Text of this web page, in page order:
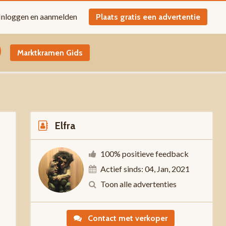
en aanmelden Plaats gratis een advertentie
Marktkramen Gids
Elfra
100% positieve feedback
Actief sinds: 04, Jan, 2021
Toon alle advertenties
Contact met verkoper